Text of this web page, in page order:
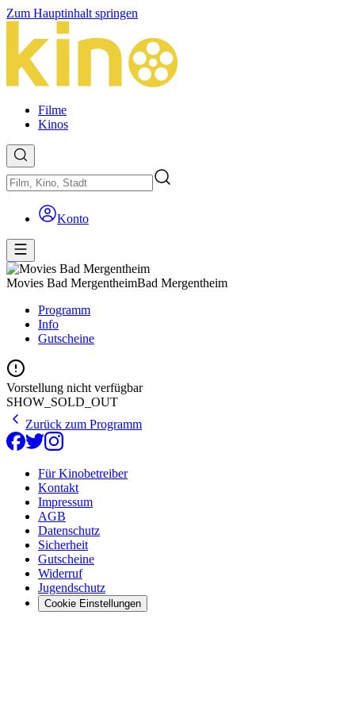
Zum Hauptinhalt springen
Filme
Kinos
Konto
Movies Bad MergentheimBad Mergentheim
Programm
Info
Gutscheine
Vorstellung nicht verfügbar
SHOW_SOLD_OUT
Zurück zum Programm
Für Kinobetreiber
Kontakt
Impressum
AGB
Datenschutz
Sicherheit
Gutscheine
Widerruf
Jugendschutz
Cookie Einstellungen